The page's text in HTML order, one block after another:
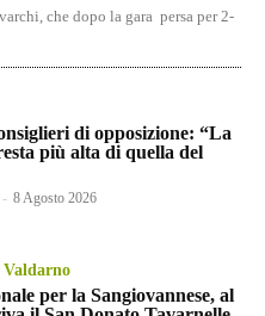
che dopo la gara persa per 2-
di opposizione: “La
più alta di quella del
- 8 Agosto 2026
per la Sangiovannese, al